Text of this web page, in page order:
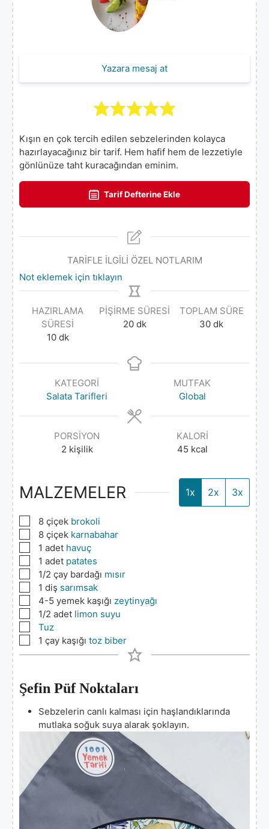
Yazara mesaj at
Kışın en çok tercih edilen sebzelerinden kolayca
hazırlayacağınız bir tarif. Hem hafif hem de lezzetiyle
gönlünüze taht kuracağından eminim.
Tarif Defterine Ekle
TARİFLE İLGİLİ ÖZEL NOTLARIM
Not eklemek için tıklayın
HAZIRLAMA
SÜRESI
10 dk
PIŞIRME SÜRESI
20 dk
TOPLAM SÜRE
30 dk
KATEGORI
Salata Tarifleri
MUTFAK
Global
PORSIYON
2 kişilik
KALORI
45 kcal
MALZEMELER 1x 2x 3x
▢
8 çiçek brokoli
▢
8 çiçek karnabahar
▢1 adet havuç
▢1 adet patates
▢1/2 çay bardağı mısır
▢1 diş sarımsak
▢
4-5 yemek kaşığı zeytinyağı
▢1/2 adet limon suyu
▢
Tuz
▢1 çay kaşığı toz biber
Şefin Püf Noktaları
Sebzelerin canlı kalması için haşlandıklarında
mutlaka soğuk suya alarak şoklayın.